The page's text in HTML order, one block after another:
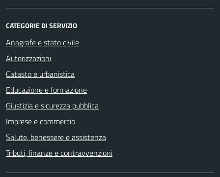
CATEGORIE DI SERVIZIO
Anagrafe e stato civile
Autorizzazioni
Catasto e urbanistica
Educazione e formazione
Giustizia e sicurezza pubblica
Imprese e commercio
Salute, benessere e assistenza
Tributi, finanze e contravvenzioni